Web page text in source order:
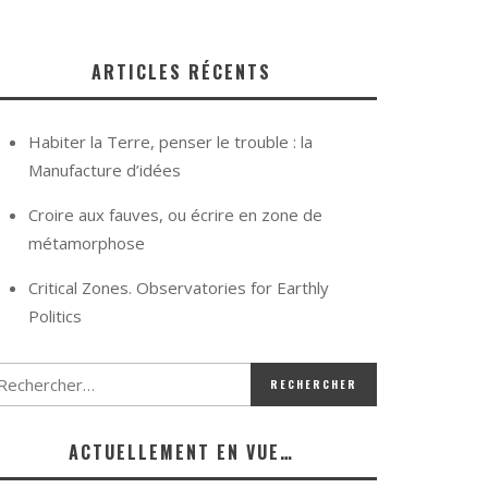
ARTICLES RÉCENTS
Habiter la Terre, penser le trouble : la
Manufacture d’idées
Croire aux fauves, ou écrire en zone de
métamorphose
Critical Zones. Observatories for Earthly
Politics
ACTUELLEMENT EN VUE…